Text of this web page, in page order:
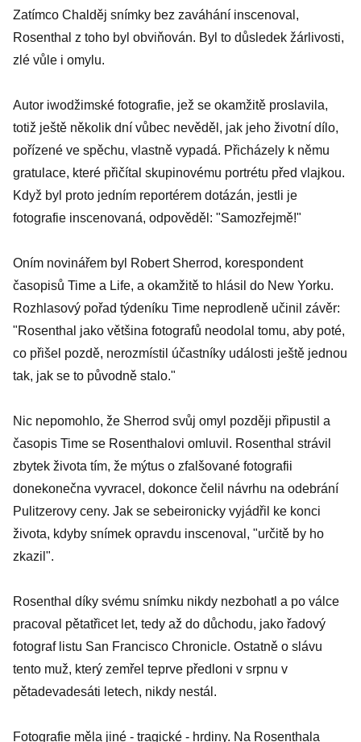
Zatímco Chalděj snímky bez zaváhání inscenoval,
Rosenthal z toho byl obviňován. Byl to důsledek žárlivosti,
zlé vůle i omylu.
Autor iwodžimské fotografie, jež se okamžitě proslavila,
totiž ještě několik dní vůbec nevěděl, jak jeho životní dílo,
pořízené ve spěchu, vlastně vypadá. Přicházely k němu
gratulace, které přičítal skupinovému portrétu před vlajkou.
Když byl proto jedním reportérem dotázán, jestli je
fotografie inscenovaná, odpověděl: "Samozřejmě!"
Oním novinářem byl Robert Sherrod, korespondent
časopisů Time a Life, a okamžitě to hlásil do New Yorku.
Rozhlasový pořad týdeníku Time neprodleně učinil závěr:
"Rosenthal jako většina fotografů neodolal tomu, aby poté,
co přišel pozdě, nerozmístil účastníky události ještě jednou
tak, jak se to původně stalo."
Nic nepomohlo, že Sherrod svůj omyl později připustil a
časopis Time se Rosenthalovi omluvil. Rosenthal strávil
zbytek života tím, že mýtus o zfalšované fotografii
donekonečna vyvracel, dokonce čelil návrhu na odebrání
Pulitzerovy ceny. Jak se sebeironicky vyjádřil ke konci
života, kdyby snímek opravdu inscenoval, "určitě by ho
zkazil".
Rosenthal díky svému snímku nikdy nezbohatl a po válce
pracoval pětatřicet let, tedy až do důchodu, jako řadový
fotograf listu San Francisco Chronicle. Ostatně o slávu
tento muž, který zemřel teprve předloni v srpnu v
pětadevadesáti letech, nikdy nestál.
Fotografie měla jiné - tragické - hrdiny. Na Rosenthala